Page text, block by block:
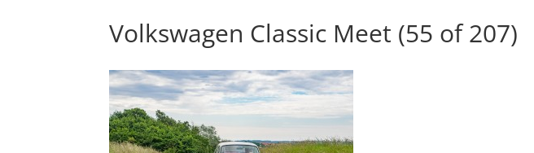
Volkswagen Classic Meet (55 of 207)